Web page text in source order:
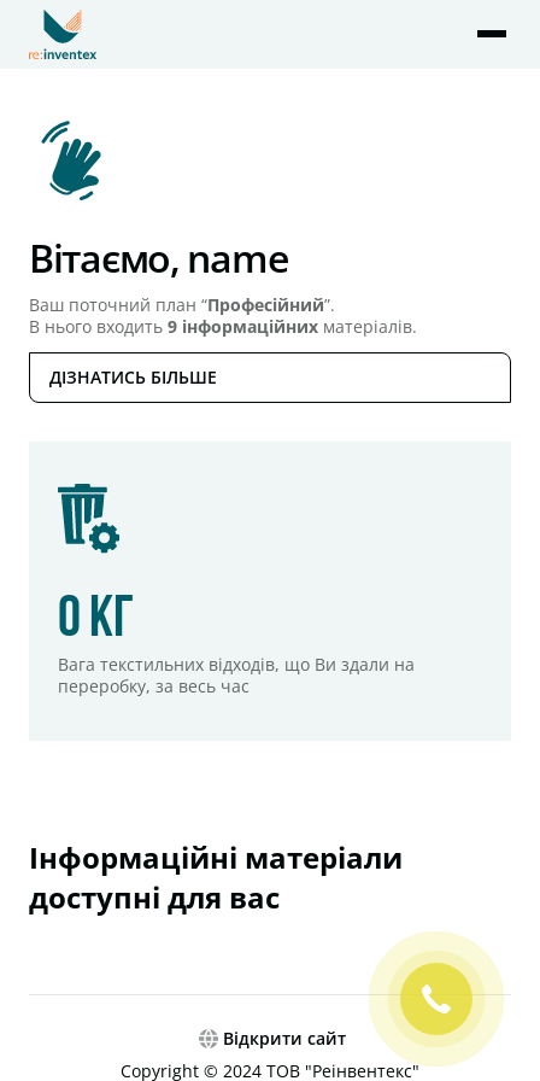
Головна
Замовити послугу
Мої замовлення
Акаунт
Вітаємо, name
Ваш поточний план “Професійний”.
В нього входить 9 інформаційних матеріалів.
ДІЗНАТИСЬ БІЛЬШЕ
0кг
Вага текстильних відходів, що Ви здали на
переробку, за весь час
Інформаційні матеріали
доступні для вас
Відкрити сайт
Copyright © 2024 ТОВ "Реінвентекс"